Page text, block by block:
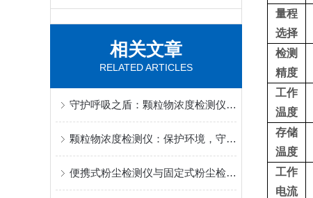
相关文章
RELATED ARTICLES
守护呼吸之盾：颗粒物浓度检测仪的精准与便捷
颗粒物浓度检测仪：保护环境，守护健康
便携式粉尘检测仪与固定式粉尘检测仪有什么区别？
量程
选择
检测
精度
工作
温度
存储
温度
工作
电流